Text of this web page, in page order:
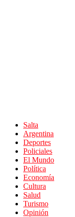
Salta
Argentina
Deportes
Policiales
El Mundo
Política
Economía
Cultura
Salud
Turismo
Opinión